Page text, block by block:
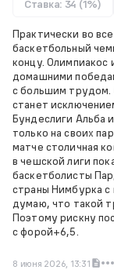
Ставка: 34 (1%)
Практически во
баскетбольный
концу. Олимпиакос
домашними
с большим трудом.
станет
Бундеслиги Альба
только на своих
матче столичная
в чешской лиги
баскетболисты
страны Нимбурка с
думаю, что такой
Поэтому рискну
с форой+6,5.
8 июня 2026, 13:31